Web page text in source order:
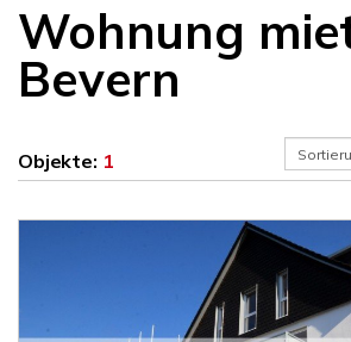
Wohnung
Bevern
Objekte: 1